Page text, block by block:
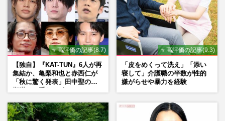
本田翼主演ドラマ『君の花になる』が映画
化！ 低視聴率なのに続編制作の背景に、
高橋文哉ら抜擢アイドルグ…
週刊女性2023年8月22日・8月29日号 2023/8/7
⭐ 高評価の記事(8.7)
【独自】『KAT-TUN』6人が再
集結か、亀梨和也と赤西仁が
「秋に驚く発表」田中聖の刑
⭐ 高評価の記事(9.3)
「皮をめくって洗え」「添い
寝して」介護職の半数が性的
嫌がらせや暴力を経験